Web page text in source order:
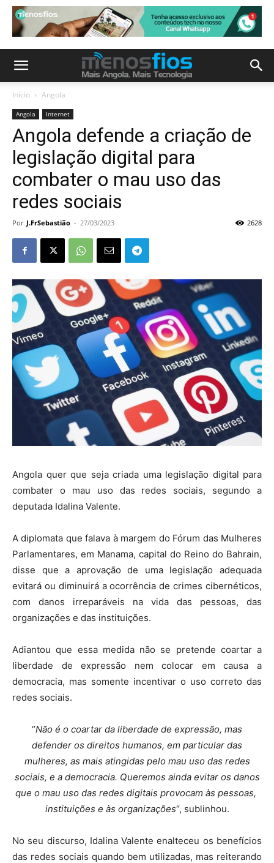
Início Angola
Angola Internet
Angola defende a criação de
legislação digital para
combater o mau uso das
redes sociais
Por J.FrSebastião - 27/03/2023 2628
Angola quer que seja criada uma legislação digital para
combater o mau uso das redes sociais, segundo a
deputada Idalina Valente.
A diplomata que falava à margem do Fórum das Mulheres
Parlamentares, em Manama, capital do Reino do Bahrain,
disse que a aprovação de uma legislação adequada
evitará ou diminuirá a ocorrência de crimes cibernéticos,
com danos irreparáveis na vida das pessoas, das
organizações e das instituições.
Adiantou que essa medida não se pretende coartar a
liberdade de expressão nem colocar em causa a
democracia, mas somente incentivar o uso correto das
redes sociais.
“Não é o coartar da liberdade de expressão, mas
defender os direitos humanos, em particular das
mulheres, as mais atingidas pelo mau uso das redes
sociais, e a democracia. Queremos ainda evitar os danos
que o mau uso das redes digitais provocam às pessoas,
instituições e às organizações“, sublinhou.
No seu discurso, Idalina Valente enalteceu os benefícios
das redes sociais quando bem utilizadas, mas reiterando